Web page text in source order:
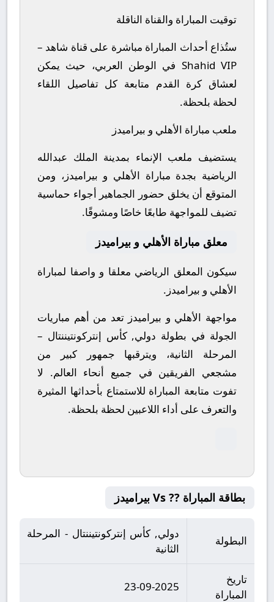
توقيت المباراة والقناة الناقلة
ستُذاع أحداث المباراة مباشرة على قناة شاهد –
Shahid VIP في الوطن العربي، حيث يمكن
لعشاق كرة القدم متابعة كل تفاصيل اللقاء
لحظة بلحظة.
ملعب مباراة الأهلي و بيراميدز
يستضيف ملعب الإنماء بمدينة الملك عبدالله
الرياضية بجدة مباراة الأهلي و بيراميدز، ومن
المتوقع أن يخلق حضور الجماهير أجواء حماسية
تضيف للمواجهة طابعًا خاصًا ومشوقًا.
معلق مباراة الأهلي و بيراميدز
سيكون المعلق الرياضي معلقا و واصفا لمباراة
الأهلي و بيراميدز.
مواجهة الأهلي و بيراميدز تعد من أهم مباريات
الجولة في بطولة دولي, كأس إنتركونتيننتال –
المرحلة الثانية، ويترقبها جمهور كبير من
مشجعي الفريقين في جميع أنحاء العالم.
لا
تفوت متابعة المباراة للاستمتاع بأحداثها المثيرة
والتعرف على أداء اللاعبين لحظة بلحظة.
بطاقة المباراة ?? Vs بيراميدز
البطولة
دولي, كأس إنتركونتيننتال - المرحلة
الثانية
تاريخ
المباراة
23-09-2025